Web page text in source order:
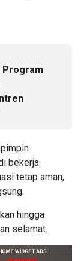
Program
bekerja
tetap aman,
hingga
selamat.